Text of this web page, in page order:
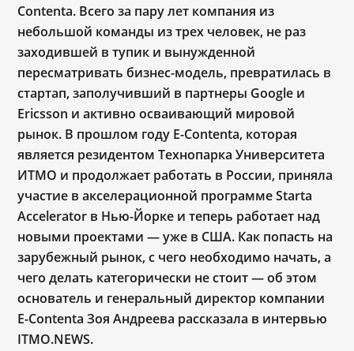
Contenta. Всего за пару лет компания из
небольшой команды из трех человек, не раз
заходившей в тупик и вынужденной
пересматривать бизнес-модель, превратилась в
стартап, заполучивший в партнеры Google и
Ericsson и активно осваивающий мировой
рынок. В прошлом году E-Contenta, которая
является резидентом Технопарка Университета
ИТМО и продолжает работать в России, приняла
участие в акселерационной программе Starta
Accelerator в Нью-Йорке и теперь работает над
новыми проектами — уже в США. Как попасть на
зарубежный рынок, с чего необходимо начать, а
чего делать категорически не стоит — об этом
основатель и генеральный директор компании
E-Contenta Зоя Андреева рассказала в интервью
ITMO.NEWS.